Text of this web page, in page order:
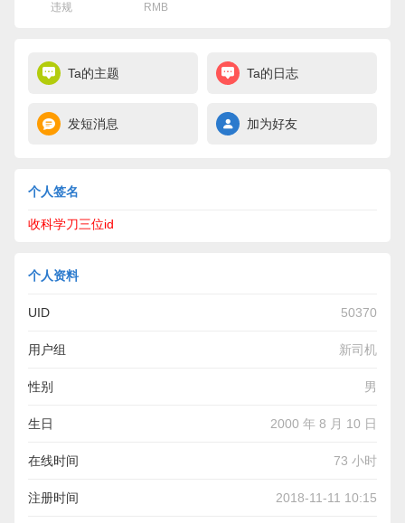
违规 RMB
Ta的主题 Ta的日志
发短消息 加为好友
个人签名
收科学刀三位id
个人资料
UID 50370
用户组 新司机
性别 男
生日 2000 年 8 月 10 日
在线时间 73 小时
注册时间 2018-11-11 10:15